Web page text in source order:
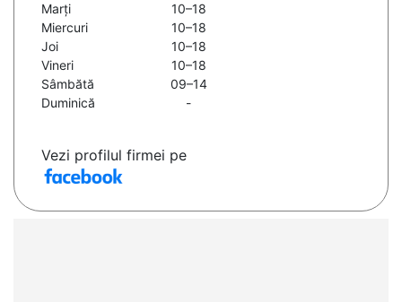
Marți
10–18
Miercuri
10–18
Joi
10–18
Vineri
10–18
Sâmbătă
09–14
Duminică
-
Vezi profilul firmei pe